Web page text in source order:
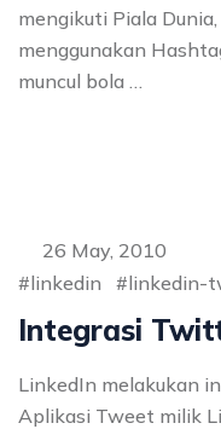
mengikuti Piala
menggunakan
muncul bola …
26 May, 2010
linkedin
linkedin-
Integrasi
LinkedIn melakukan
Aplikasi Tweet milik